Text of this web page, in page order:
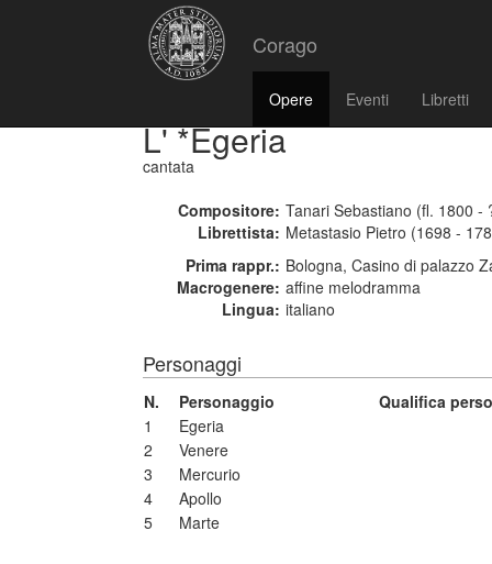
Corago
Opere Eventi Libretti
L' *Egeria
cantata
Compositore: Tanari Sebastiano (fl. 1800 -
Librettista: Metastasio Pietro (1698 -
Prima rappr.: Bologna, Casino di palazzo
Macrogenere: affine melodramma
Lingua: italiano
Personaggi
N. Personaggio
Qualifica
1
Egeria
2
Venere
3
Mercurio
4
Apollo
5
Marte